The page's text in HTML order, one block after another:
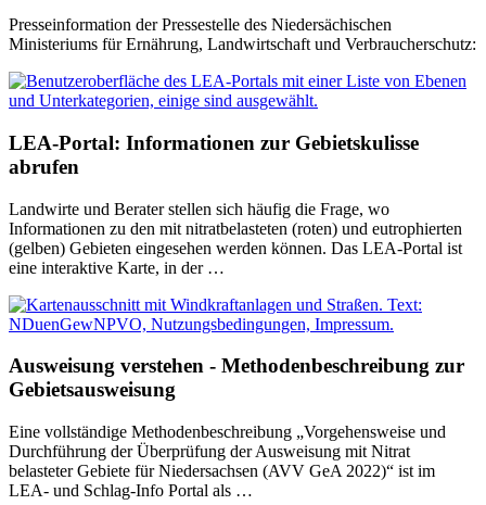
Presseinformation der Pressestelle des Niedersächischen
Ministeriums für Ernährung, Landwirtschaft und Verbraucherschutz:
LEA-Portal: Informationen zur Gebietskulisse
abrufen
Landwirte und Berater stellen sich häufig die Frage, wo
Informationen zu den mit nitratbelasteten (roten) und eutrophierten
(gelben) Gebieten eingesehen werden können. Das LEA-Portal ist
eine interaktive Karte, in der …
Ausweisung verstehen - Methodenbeschreibung zur
Gebietsausweisung
Eine vollständige Methodenbeschreibung „Vorgehensweise und
Durchführung der Überprüfung der Ausweisung mit Nitrat
belasteter Gebiete für Niedersachsen (AVV GeA 2022)“ ist im
LEA- und Schlag-Info Portal als …